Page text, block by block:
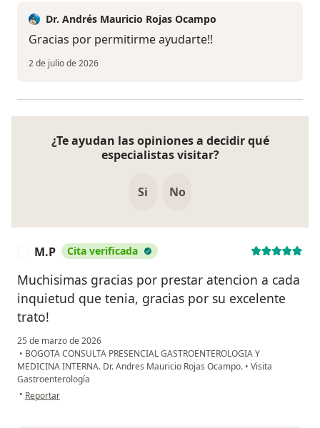
Dr. Andrés Mauricio Rojas Ocampo
Gracias por permitirme ayudarte!!
2 de julio de 2026
¿Te ayudan las opiniones a decidir qué
especialistas visitar?
Si No
M.P Cita verificada
Muchisimas gracias por prestar atencion a cada
inquietud que tenia, gracias por su excelente
trato!
25 de marzo de 2026
• BOGOTA CONSULTA PRESENCIAL GASTROENTEROLOGIA Y
MEDICINA INTERNA. Dr. Andres Mauricio Rojas Ocampo. • Visita
Gastroenterología
• en opinión del usuario M.P
Reportar